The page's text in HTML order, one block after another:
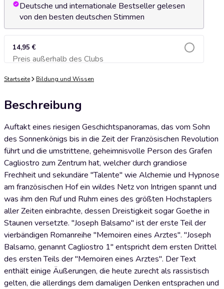
Deutsche und internationale Bestseller gelesen
von den besten deutschen Stimmen
14,95 €
Preis außerhalb des ClubsZum Warenkorb hinzufügen
Startseite Bildung und Wissen
Beschreibung
Auftakt eines riesigen Geschichtspanoramas, das vom Sohn
des Sonnenkönigs bis in die Zeit der Französischen Revolution
führt und die umstrittene, geheimnisvolle Person des Grafen
Cagliostro zum Zentrum hat, welcher durch grandiose
Frechheit und sekundäre "Talente" wie Alchemie und Hypnose
am französischen Hof ein wildes Netz von Intrigen spannt und
was ihm den Ruf und Ruhm eines des größten Hochstaplers
aller Zeiten einbrachte, dessen Dreistigkeit sogar Goethe in
Staunen versetzte. "Joseph Balsamo" ist der erste Teil der
vierbändigen Romanreihe "Memoiren eines Arztes". "Joseph
Balsamo, genannt Cagliostro 1" entspricht dem ersten Drittel
des ersten Teils der "Memoiren eines Arztes". Der Text
enthält einige Äußerungen, die heute zurecht als rassistisch
gelten, die allerdings dem damaligen Denken entsprachen und